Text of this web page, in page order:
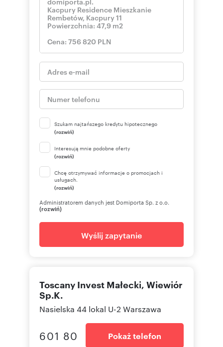
Szukam najtańszego kredytu hipotecznego
(rozwiń)
Interesują mnie podobne oferty
(rozwiń)
Chcę otrzymywać informacje o promocjach i
usługach.
(rozwiń)
Administratorem danych jest Domiporta Sp. z o.o.
(rozwiń)
Wyślij zapytanie
Toscany Invest Małecki, Wiewiór
Sp.K.
Nasielska 44 lokal U-2 Warszawa
601 80 Pokaż telefon